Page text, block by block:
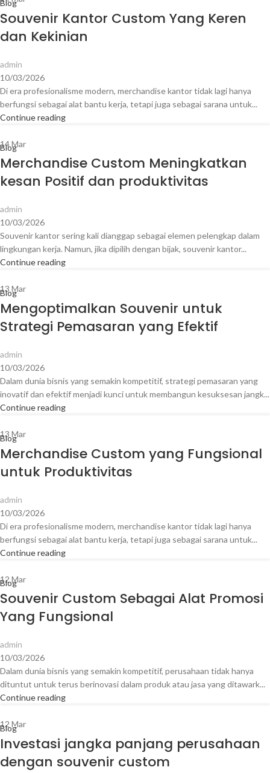
Blog
Souvenir Kantor Custom Yang Keren
dan Kekinian
admin
10/03/2026
Di era profesionalisme modern, merchandise kantor tidak lagi hanya
berfungsi sebagai alat bantu kerja, tetapi juga sebagai sarana untuk...
Continue reading
14Mar
Blog
Merchandise Custom Meningkatkan
kesan Positif dan produktivitas
admin
10/03/2026
Souvenir kantor sering kali dianggap sebagai elemen pelengkap dalam
lingkungan kerja. Namun, jika dipilih dengan bijak, souvenir kantor...
Continue reading
13 Mar
Blog
Mengoptimalkan Souvenir untuk
Strategi Pemasaran yang Efektif
admin
10/03/2026
Dalam dunia bisnis yang semakin kompetitif, strategi pemasaran yang
inovatif dan efektif menjadi kunci untuk membangun kesuksesan jangk...
Continue reading
13 Mar
Blog
Merchandise Custom yang Fungsional
untuk Produktivitas
admin
10/03/2026
Di era profesionalisme modern, merchandise kantor tidak lagi hanya
berfungsi sebagai alat bantu kerja, tetapi juga sebagai sarana untuk...
Continue reading
12 Mar
Blog
Souvenir Custom Sebagai Alat Promosi
Yang Fungsional
admin
10/03/2026
Dalam dunia bisnis yang semakin kompetitif, perusahaan tidak hanya
dituntut untuk terus berinovasi dalam produk atau jasa yang ditawark...
Continue reading
12 Mar
Blog
Investasi jangka panjang perusahaan
dengan souvenir custom